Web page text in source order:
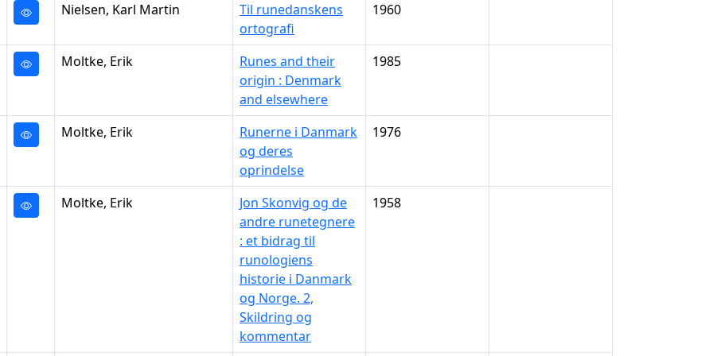
Nielsen, Karl Martin
Til runedanskens
ortografi
1960
Moltke, Erik
Runes and their
origin : Denmark
and elsewhere
1985
Moltke, Erik
Runerne i Danmark
og deres
oprindelse
1976
Moltke, Erik
Jon Skonvig og de
andre runetegnere
: et bidrag til
runologiens
historie i Danmark
og Norge. 2,
Skildring og
kommentar
1958